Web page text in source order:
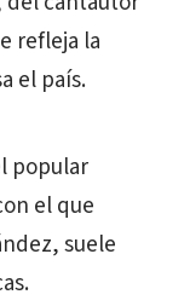
refleja la
el país.
popular
el que
suele